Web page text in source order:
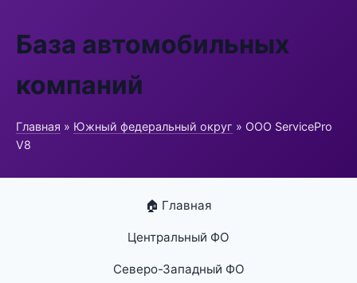
База автомобильных
компаний
Главная » Южный федеральный округ » ООО ServicePro
V8
🏠 Главная
Центральный ФО
Северо-Западный ФО